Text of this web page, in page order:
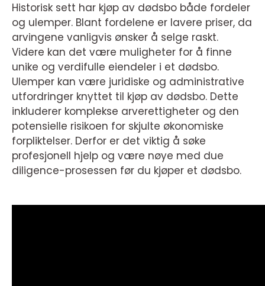
Historisk sett har kjøp av dødsbo både fordeler
og ulemper. Blant fordelene er lavere priser, da
arvingene vanligvis ønsker å selge raskt.
Videre kan det være muligheter for å finne
unike og verdifulle eiendeler i et dødsbo.
Ulemper kan være juridiske og administrative
utfordringer knyttet til kjøp av dødsbo. Dette
inkluderer komplekse arverettigheter og den
potensielle risikoen for skjulte økonomiske
forpliktelser. Derfor er det viktig å søke
profesjonell hjelp og være nøye med due
diligence-prosessen før du kjøper et dødsbo.